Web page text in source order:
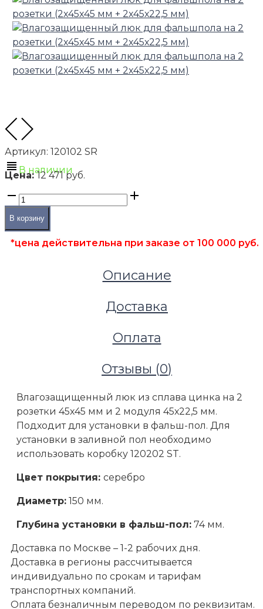
Фальшполы
Люки для фальшпола
Влагозащищенный люк для фальшпола на 2
мм)
Артикул: 120102 SR
В наличии
Цена:12 471 руб.
В корзину
*цена действительна при заказе от 100 000 руб.
Описание
Доставка
Оплата
Отзывы (0)
Влагозащищенный люк из сплава цинка на 2
розетки 45х45 мм и 2 модуля 45х22,5 мм.
Подходит для установки в фальш-пол. Для
установки в заливной пол необходимо
использовать коробку 120202 ST.
Цвет покрытия: серебро
Диаметр: 150 мм.
Глубина установки в фальш-пол: 74 мм.
Доставка по Москве – 1-2 рабочих дня.
Доставка в регионы рассчитывается
индивидуально по срокам и тарифам
транспортных компаний.
Оплата безналичным переводом по реквизитам.